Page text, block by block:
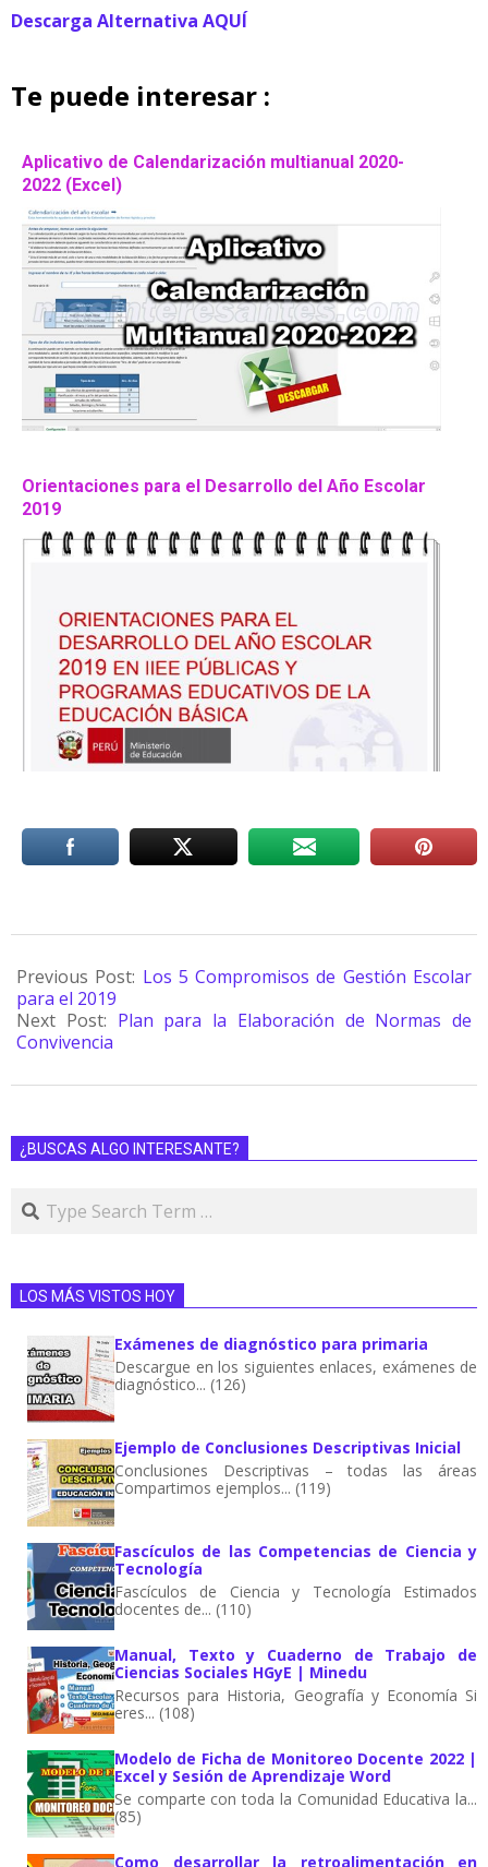
Descarga Alternativa AQUÍ
Te puede interesar :
Aplicativo de Calendarización multianual 2020-
2022 (Excel)
Orientaciones para el Desarrollo del Año Escolar
2019
Previous Post: Los 5 Compromisos de Gestión Escolar
para el 2019
Next Post: Plan para la Elaboración de Normas de
Convivencia
¿BUSCAS ALGO INTERESANTE?
LOS MÁS VISTOS HOY
Exámenes de diagnóstico para primaria
Descargue en los siguientes enlaces, exámenes de
diagnóstico... (126)
Ejemplo de Conclusiones Descriptivas Inicial
Conclusiones Descriptivas – todas las áreas
Compartimos ejemplos... (119)
Fascículos de las Competencias de Ciencia y
Tecnología
Fascículos de Ciencia y Tecnología Estimados
docentes de... (110)
Manual, Texto y Cuaderno de Trabajo de
Ciencias Sociales HGyE | Minedu
Recursos para Historia, Geografía y Economía Si
eres... (108)
Modelo de Ficha de Monitoreo Docente 2022 |
Excel y Sesión de Aprendizaje Word
Se comparte con toda la Comunidad Educativa la...
(85)
Como desarrollar la retroalimentación en